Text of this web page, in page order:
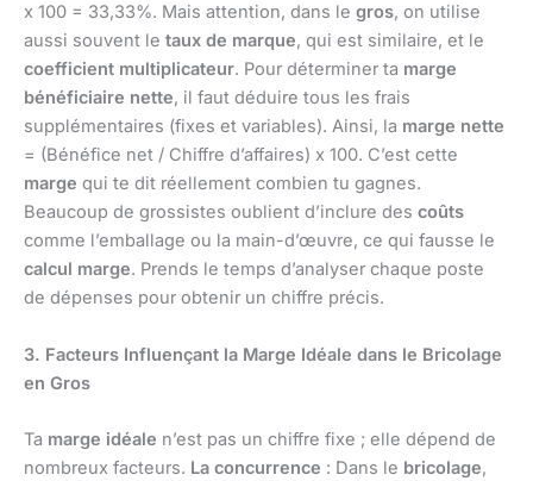
x 100 = 33,33%. Mais attention, dans le gros, on utilise
aussi souvent le taux de marque, qui est similaire, et le
coefficient multiplicateur. Pour déterminer ta marge
bénéficiaire nette, il faut déduire tous les frais
supplémentaires (fixes et variables). Ainsi, la marge nette
= (Bénéfice net / Chiffre d’affaires) x 100. C’est cette
marge qui te dit réellement combien tu gagnes.
Beaucoup de grossistes oublient d’inclure des coûts
comme l’emballage ou la main-d’œuvre, ce qui fausse le
calcul marge. Prends le temps d’analyser chaque poste
de dépenses pour obtenir un chiffre précis.
3. Facteurs Influençant la Marge Idéale dans le Bricolage
en Gros
Ta marge idéale n’est pas un chiffre fixe ; elle dépend de
nombreux facteurs. La concurrence : Dans le bricolage,